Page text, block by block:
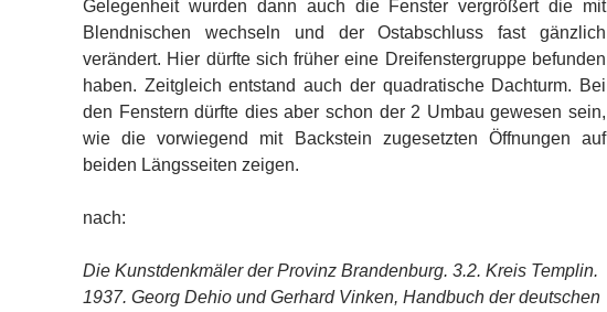
Gelegenheit wurden dann auch die Fenster vergrößert die mit
Blendnischen wechseln und der Ostabschluss fast gänzlich
verändert. Hier dürfte sich früher eine Dreifenstergruppe befunden
haben. Zeitgleich entstand auch der quadratische Dachturm. Bei
den Fenstern dürfte dies aber schon der 2 Umbau gewesen sein,
wie die vorwiegend mit Backstein zugesetzten Öffnungen auf
beiden Längsseiten zeigen.
nach:
Die Kunstdenkmäler der Provinz Brandenburg. 3.2. Kreis Templin.
1937. Georg Dehio und Gerhard Vinken, Handbuch der deutschen